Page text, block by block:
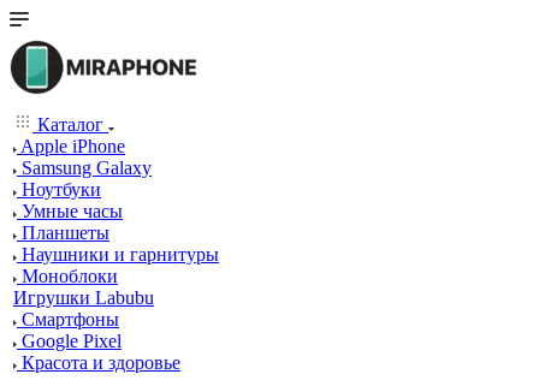
Каталог
Apple iPhone
Samsung Galaxy
Ноутбуки
Умные часы
Планшеты
Наушники и гарнитуры
Моноблоки
Игрушки Labubu
Смартфоны
Google Pixel
Красота и здоровье